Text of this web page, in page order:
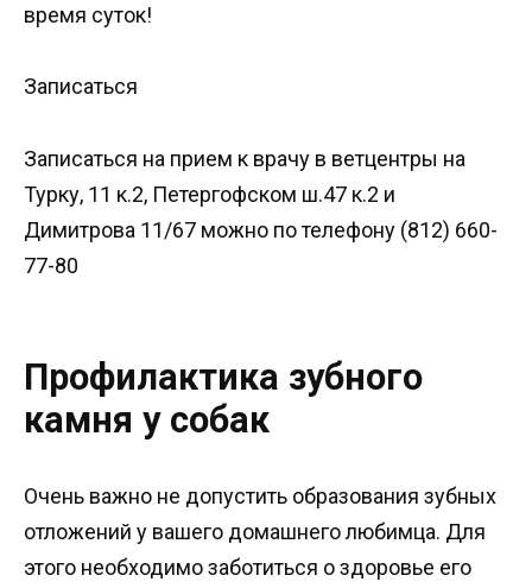
время суток!
Записаться
Записаться на прием к врачу в ветцентры на
Турку, 11 к.2, Петергофском ш.47 к.2 и
Димитрова 11/67 можно по телефону (812) 660-
77-80
Профилактика зубного
камня у собак
Очень важно не допустить образования зубных
отложений у вашего домашнего любимца. Для
этого необходимо заботиться о здоровье его